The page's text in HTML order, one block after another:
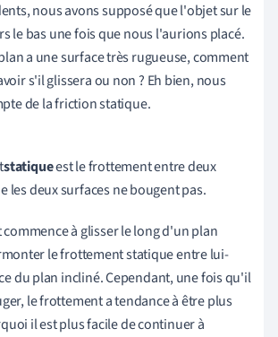
nous avons supposé que l'objet sur le
le bas une fois que nous l'aurions placé.
a une surface très rugueuse, comment
s'il glissera ou non ? Eh bien, nous
de la friction statique.
statiqueest le frottement entre deux
les deux surfaces ne bougent pas.
à glisser le long d'un plan
le frottement statique entre lui-
du plan incliné. Cependant, une fois qu'il
le frottement a tendance à être plus
il est plus facile de continuer à